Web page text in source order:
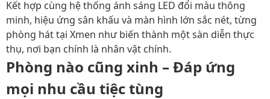
Kết hợp cùng hệ thống ánh sáng LED đổi màu thông
minh, hiệu ứng sân khấu và màn hình lớn sắc nét, từng
phòng hát tại Xmen như biến thành một sàn diễn thực
thụ, nơi bạn chính là nhân vật chính.
Phòng nào cũng xinh – Đáp ứng
mọi nhu cầu tiệc tùng